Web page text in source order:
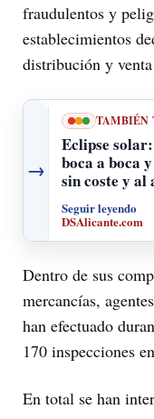
fraudulentos y
establecimientos
distribución y
→
TAMBIÉN
Eclipse
boca a boca
sin coste y al
Seguir leyendo
DSAlicante.com
Dentro de sus
mercancías,
han efectuado
170 inspecciones
En total se han